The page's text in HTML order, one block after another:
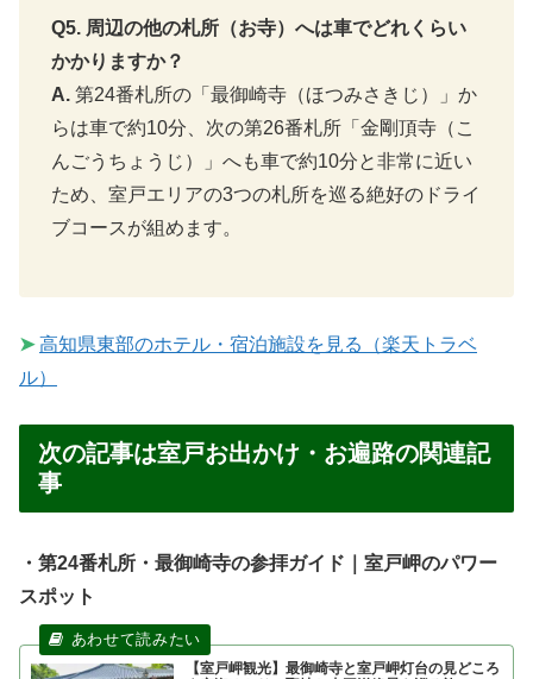
Q5. 周辺の他の札所（お寺）へは車でどれくらい
かかりますか？
A. 第24番札所の「最御崎寺（ほつみさきじ）」か
らは車で約10分、次の第26番札所「金剛頂寺（こ
んごうちょうじ）」へも車で約10分と非常に近い
ため、室戸エリアの3つの札所を巡る絶好のドライ
ブコースが組めます。
➤ 高知県東部のホテル・宿泊施設を見る（楽天トラベ
ル）
次の記事は室戸お出かけ・お遍路の関連記
事
・第24番札所・最御崎寺の参拝ガイド｜室戸岬のパワー
スポット
【室戸岬観光】最御崎寺と室戸岬灯台の見どころ